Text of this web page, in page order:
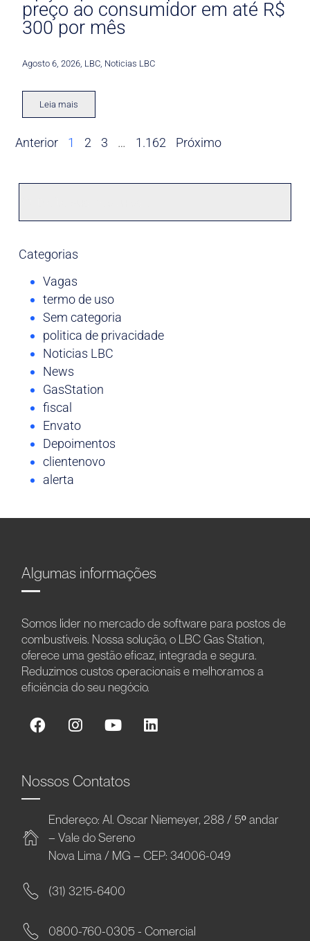
preço ao consumidor em até R$
300 por mês
Agosto 6, 2026 LBC Noticias LBC
Leia mais
Anterior 1 2 3 … 1.162 Próximo
Categorias
Vagas
termo de uso
Sem categoria
politica de privacidade
Noticias LBC
News
GasStation
fiscal
Envato
Depoimentos
clientenovo
alerta
Algumas informações
Somos líder no mercado de software para postos de
combustíveis. Nossa solução, o LBC Gas Station,
oferece uma gestão eficaz, integrada e segura.
Reduzimos custos operacionais e melhoramos a
eficiência do seu negócio.
Nossos Contatos
Endereço: Al. Oscar Niemeyer, 288 / 5º andar
– Vale do Sereno
Nova Lima / MG – CEP: 34006-049
(31) 3215-6400
0800-760-0305 - Comercial